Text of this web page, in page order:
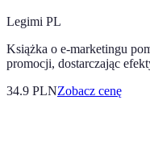
Legimi PL
Książka o e-marketingu
promocji, dostarczając
34.9 PLNZobacz cenę